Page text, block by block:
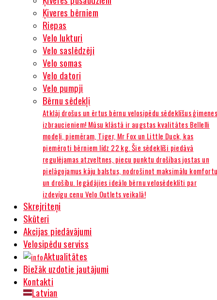
Ķiveres bērniem
Riepas
Velo lukturi
Velo saslēdzēji
Velo somas
Velo datori
Velo pumpji
Bērnu sēdekļi
Atklāj drošus un ērtus bērnu velosipēdu sēdeklīšus
izbraucieniem! Mūsu klāstā ir augstas kvalitātes Bellelli
modeļi, piemēram, Tiger, Mr Fox un Little Duck, kas
piemēroti bērniem līdz 22 kg. Šie sēdeklīši piedāvā
regulējamas atzveltnes, piecu punktu drošības jostas un
pielāgojamus kāju balstus, nodrošinot maksimālu
un drošību. Iegādājies ideālo bērnu velosēdeklīti par
izdevīgu cenu Velo Outlets veikalā!
Skrejriteņi
Skūteri
Akcijas piedāvājumi
Velosipēdu serviss
Aktualitātes
Biežāk uzdotie jautājumi
Kontakti
Latvian